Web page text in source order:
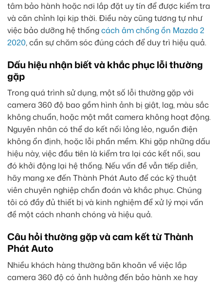
tâm bảo hành hoặc nơi lắp đặt uy tín để được kiểm tra
và căn chỉnh lại kịp thời. Điều này cũng tương tự như
việc bảo dưỡng hệ thốngcách âm chống ồn Mazda 2
2020, cần sự chăm sóc đúng cách để duy trì hiệu quả.
Dấu hiệu nhận biết và khắc phục lỗi thường
gặp
Trong quá trình sử dụng, một số lỗi thường gặp với
camera 360 độ bao gồm hình ảnh bị giật, lag, màu sắc
không chuẩn, hoặc một mắt camera không hoạt động.
Nguyên nhân có thể do kết nối lỏng lẻo, nguồn điện
không ổn định, hoặc lỗi phần mềm. Khi gặp những dấu
hiệu này, việc đầu tiên là kiểm tra lại các kết nối, sau
đó khởi động lại hệ thống. Nếu vấn đề vẫn tiếp diễn,
hãy mang xe đến Thành Phát Auto để các kỹ thuật
viên chuyên nghiệp chẩn đoán và khắc phục. Chúng
tôi có đầy đủ thiết bị và kinh nghiệm để xử lý mọi vấn
đề một cách nhanh chóng và hiệu quả.
Câu hỏi thường gặp và cam kết từ Thành
Phát Auto
Nhiều khách hàng thường băn khoăn về việc lắp
camera 360 độ có ảnh hưởng đến bảo hành xe hay